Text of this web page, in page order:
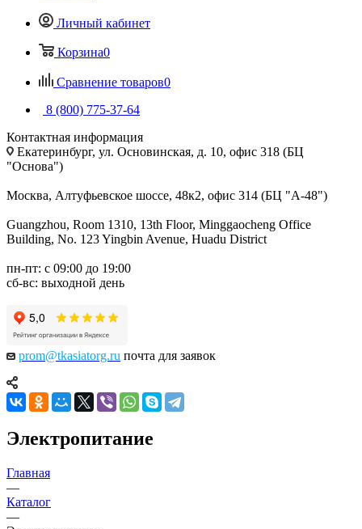
Личный кабинет
Корзина0
Сравнение товаров0
8 (800) 775-37-64
Контактная информация
Екатеринбург, ул. Основинская, д. 10, офис 318 (БЦ
"Основа")
Москва, Алтуфьевское шоссе, 48к2, офис 314 (БЦ "А-48")
Guangzhou, Room 1310, 13th Floor, Minggaocheng Office
Building, No. 123 Yingbin Avenue, Huadu District
пн-пт: с 09:00 до 19:00
сб-вс: выходной день
prom@tkasiatorg.ru почта для заявок
Электропитание
Главная
—
Каталог
—